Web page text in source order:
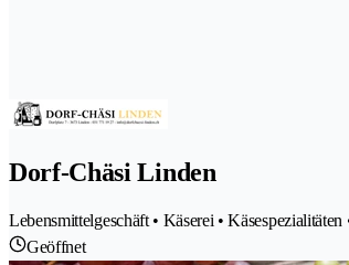
Dorf-Chäsi Linden
Lebensmittelgeschäft • Käserei •
Geöffnet